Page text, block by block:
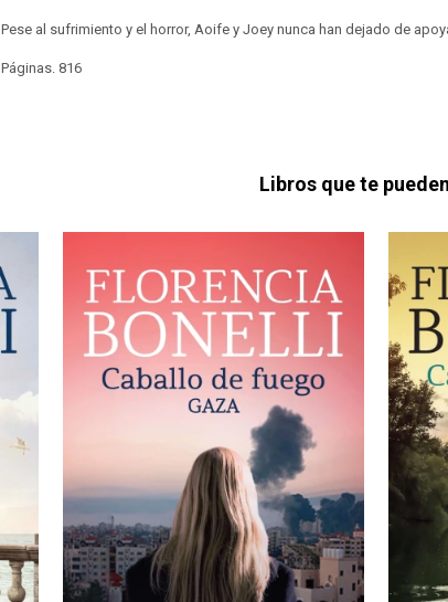
Pese al sufrimiento y el horror, Aoife y Joey nunca han dejado de
Páginas. 816
Libros que te